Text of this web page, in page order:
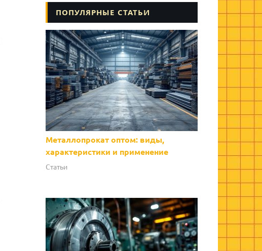
ПОПУЛЯРНЫЕ СТАТЬИ
Металлопрокат оптом: виды,
характеристики и применение
Статьи